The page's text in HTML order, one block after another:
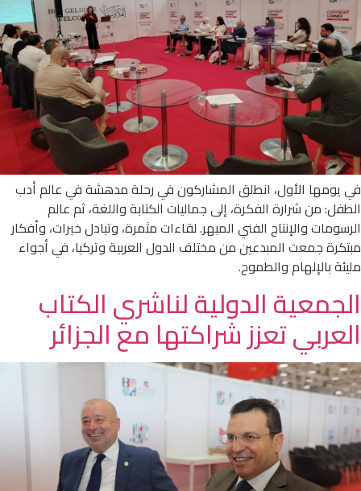
في يومها الأول، انطلق المشاركون في رحلة مدهشة في عالم أدب
الطفل: من شرارة الفكرة، إلى جماليات الكتابة واللغة، ثم عالم
الرسومات والإنتاج الفني المبهر. لقاءات مثمرة، وتبادل خبرات، وأفكار
مبتكرة جمعت المبدعين من مختلف الدول العربية وتركيا، في أجواء
مليئة بالإلهام والطموح.
الجمعية الدولية لناشري الكتاب
العربي تعزز شراكتها مع الجزائر